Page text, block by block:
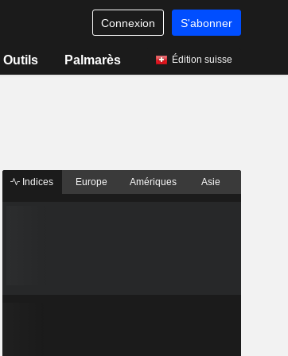
Connexion S'abonner
Outils Palmarès Édition suisse
Indices Europe Amériques Asie